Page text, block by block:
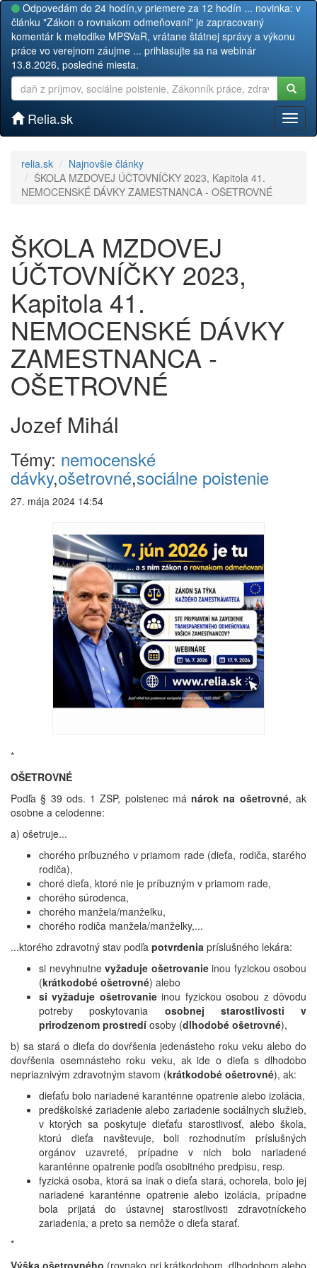
Odpovedám do 24 hodín,v priemere za 12 hodín ... novinka: v
článku "Zákon o rovnakom odmeňovaní" je zapracovaný
komentár k metodike MPSVaR, vrátane štátnej správy a výkonu
práce vo verejnom záujme ... prihlasujte sa na webinár
13.8.2026, posledné miesta.
Relia.sk
relia.sk
Najnovšie články
ŠKOLA MZDOVEJ ÚČTOVNÍČKY 2023, Kapitola 41.
NEMOCENSKÉ DÁVKY ZAMESTNANCA - OŠETROVNÉ
ŠKOLA MZDOVEJ
ÚČTOVNÍČKY 2023,
Kapitola 41.
NEMOCENSKÉ DÁVKY
ZAMESTNANCA -
OŠETROVNÉ
Jozef Mihál
Témy: nemocenské
dávky,ošetrovné,sociálne poistenie
27. mája 2024 14:54
*
OŠETROVNÉ
Podľa § 39 ods. 1 ZSP, poistenec mánárok na ošetrovné, ak
osobne a celodenne:
a) ošetruje...
chorého príbuzného v priamom rade (dieťa, rodiča, starého
rodiča),
choré dieťa, ktoré nie je príbuzným v priamom rade,
chorého súrodenca,
chorého manžela/manželku,
chorého rodiča manžela/manželky,...
...ktorého zdravotný stav podľa potvrdenia príslušného lekára:
si nevyhnutne vyžaduje ošetrovanieinou fyzickou osobou
(krátkodobé ošetrovné) alebo
si vyžaduje ošetrovanieinou fyzickou osobou z dôvodu
potreby poskytovania osobnej starostlivosti v
prirodzenom prostredí osoby (dlhodobé ošetrovné),
b) sa stará o dieťa do dovŕšenia jedenásteho roku veku alebo do
dovŕšenia osemnásteho roku veku, ak ide o dieťa s dlhodobo
nepriaznivým zdravotným stavom (krátkodobé ošetrovné), ak:
dieťaťu bolo nariadené karanténne opatrenie alebo izolácia,
predškolské zariadenie alebo zariadenie sociálnych služieb,
v ktorých sa poskytuje dieťaťu starostlivosť, alebo škola,
ktorú dieťa navštevuje, boli rozhodnutím príslušných
orgánov uzavreté, prípadne v nich bolo nariadené
karanténne opatrenie podľa osobitného predpisu, resp.
fyzická osoba, ktorá sa inak o dieťa stará, ochorela, bolo jej
nariadené karanténne opatrenie alebo izolácia, prípadne
bola prijatá do ústavnej starostlivosti zdravotníckeho
zariadenia, a preto sa nemôže o dieťa starať.
*
Výška ošetrovného (rovnako pri krátkodobom, dlhodobom alebo